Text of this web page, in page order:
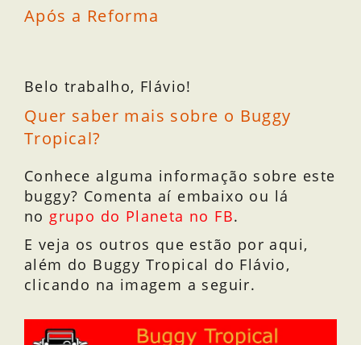
Após a Reforma
Belo trabalho, Flávio!
Quer saber mais sobre o Buggy
Tropical?
Conhece alguma informação sobre este
buggy? Comenta aí embaixo ou lá
no grupo do Planeta no FB.
E veja os outros que estão por aqui,
além do Buggy Tropical do Flávio,
clicando na imagem a seguir.